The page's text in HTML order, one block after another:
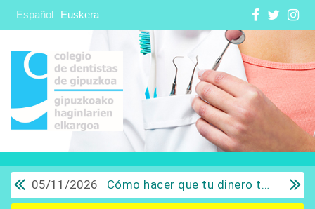
Español Euskera
05/11/2026 Cómo hacer que tu dinero trabaje para ti: Del ahorro a la inversión con sentido común.